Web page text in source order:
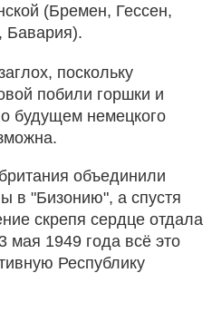
(Бремен, Гессен,
Бавария).
поскольку
побили горшки и
будущем немецкого
объединили
в "Бизонию", а спустя
скрепя сердце отдала
1949 года всё это
Республику